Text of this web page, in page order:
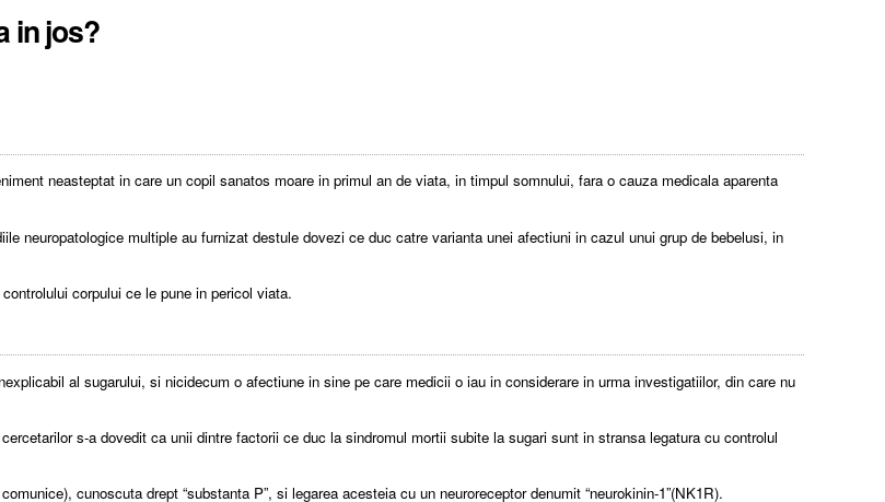
in jos?
neasteptat in care un copil sanatos moare in primul an de viata, in timpul somnului, fara o cauza medicala aparenta
neuropatologice multiple au furnizat destule dovezi ce duc catre varianta unei afectiuni in cazul unui grup de bebelusi, in
corpului ce le pune in pericol viata.
al sugarului, si nicidecum o afectiune in sine pe care medicii o iau in considerare in urma investigatiilor, din care nu
s-a dovedit ca unii dintre factorii ce duc la sindromul mortii subite la sugari sunt in stransa legatura cu controlul
cunoscuta drept “substanta P”, si legarea acesteia cu un neuroreceptor denumit “neurokinin-1”(NK1R).